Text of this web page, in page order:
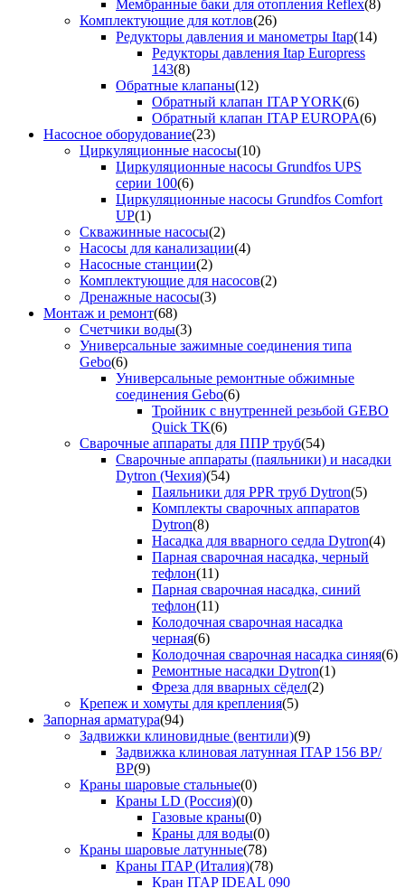
Мембранные баки для отопления Reflex(8)
Комплектующие для котлов(26)
Редукторы давления и манометры Itap(14)
Редукторы давления Itap Europress
143(8)
Обратные клапаны(12)
Обратный клапан ITAP YORK(6)
Обратный клапан ITAP EUROPA(6)
Насосное оборудование(23)
Циркуляционные насосы(10)
Циркуляционные насосы Grundfos UPS
серии 100(6)
Циркуляционные насосы Grundfos Comfort
UP(1)
Скважинные насосы(2)
Насосы для канализации(4)
Насосные станции(2)
Комплектующие для насосов(2)
Дренажные насосы(3)
Монтаж и ремонт(68)
Счетчики воды(3)
Универсальные зажимные соединения типа
Gebo(6)
Универсальные ремонтные обжимные
соединения Gebo(6)
Тройник с внутренней резьбой GEBO
Quick TK(6)
Сварочные аппараты для ППР труб(54)
Сварочные аппараты (паяльники) и насадки
Dytron (Чехия)(54)
Паяльники для PPR труб Dytron(5)
Комплекты сварочных аппаратов
Dytron(8)
Насадка для вварного седла Dytron(4)
Парная сварочная насадка, черный
тефлон(11)
Парная сварочная насадка, синий
тефлон(11)
Колодочная сварочная насадка
черная(6)
Колодочная сварочная насадка синяя(6)
Ремонтные насадки Dytron(1)
Фреза для вварных сёдел(2)
Крепеж и хомуты для крепления(5)
Запорная арматура(94)
Задвижки клиновидные (вентили)(9)
Задвижка клиновая латунная ITAP 156 ВР/
ВР(9)
Краны шаровые стальные(0)
Краны LD (Россия)(0)
Газовые краны(0)
Краны для воды(0)
Краны шаровые латунные(78)
Краны ITAP (Италия)(78)
Кран ITAP IDEAL 090